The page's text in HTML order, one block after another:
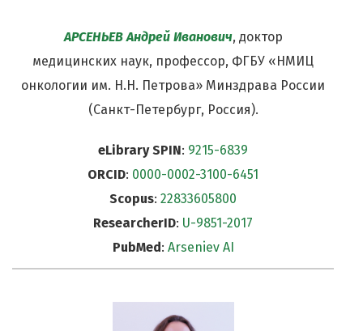
АРСЕНЬЕВ Андрей Иванович, доктор
медицинских наук, профессор, ФГБУ «НМИЦ
онкологии им. Н.Н. Петрова» Минздрава России
(Санкт-Петербург, Россия).
eLibrary SPIN: 9215-6839
ORCID: 0000-0002-3100-6451
Scopus:22833605800
ResearcherID: U-9851-2017
PubMed: Arseniev AI